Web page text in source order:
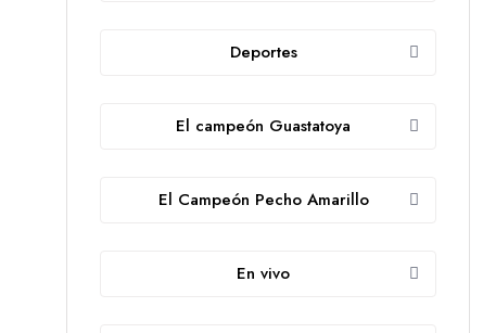
Deportes
El campeón Guastatoya
El Campeón Pecho Amarillo
En vivo